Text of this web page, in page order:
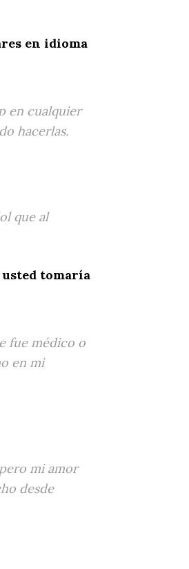
en idioma
en cualquier
hacerlas.
que al
usted tomaría
fue médico o
en mi
mi amor
desde